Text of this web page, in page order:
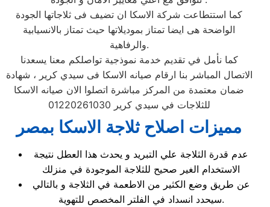
كما استتطاعت شركة الاسكا ان تضيف فى ثلاجاتها الجودة
الواضحة هى ايضا تمتاز بموديلاتها حيث تمتاز بالانسيابية
والرفاهية.
كما نأمل في تقديم خدمة نموذجية تواصلكم معنا يسعدنا
الاتصال المباشر بنا ارقام صيانه الاسكا فى سيدي كرير ، شهادة
ضمان معتمدة من المركز مباشرة اتصلوا الان صيانه الاسكا
للثلاجات في سيدي كرير 01220261030
مميزات اصلاح ثلاجة الاسكا بمصر
عدم قدرة الثلاجة علي التبريد و يحدث هذا العطل نتيجة
الاستخدام الغير صحيح للثلاجة الموجودة في منزلك
عن طريق وضع الكثير من الاطعمة في الثلاجة و بالتالي
سيحدد انسداد في الفلتر المخصص للتهوية.